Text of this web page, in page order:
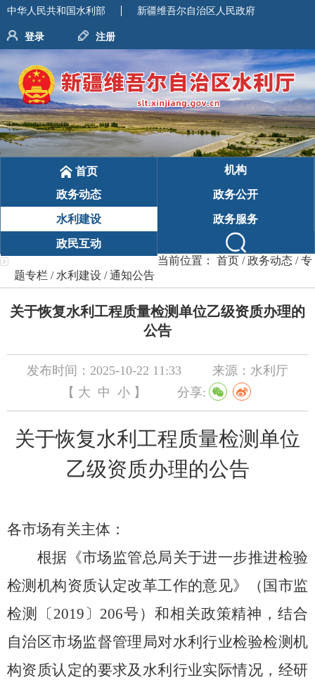
中华人民共和国水利部 新疆维吾尔自治区人民政府
登录 注册
首页 机构
政务动态 政务公开
水利建设 政务服务
政民互动
当前位置： 首页 /政务动态 /专
题专栏 /水利建设 /通知公告
关于恢复水利工程质量检测单位乙级资质办理的
公告
发布时间：2025-10-22 11:33
来源：水利厅
【 大 中 小 】 分享:
关于恢复水利工程质量检测单位
乙级资质办理的公告
各市场有关主体：
根据《市场监管总局关于进一步推进检验
检测机构资质认定改革工作的意见》（国市监
检测〔 2019 〕 206号）和相关政策精神，结合
自治区市场监督管理局对水利行业检验检测机
构资质认定的要求及水利行业实际情况， 经研